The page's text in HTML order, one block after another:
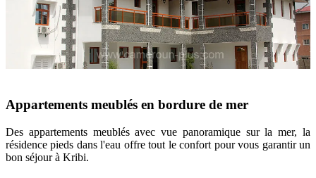
Appartements meublés en bordure de mer
Des appartements meublés avec vue panoramique sur la mer, la
résidence pieds dans l'eau offre tout le confort pour vous garantir un
bon séjour à Kribi.